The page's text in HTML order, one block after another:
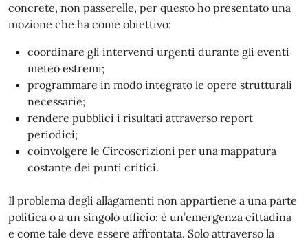
concrete, non passerelle, per questo ho presentato una
mozione che ha come obiettivo:
coordinare gli interventi urgenti durante gli eventi
meteo estremi;
programmare in modo integrato le opere strutturali
necessarie;
rendere pubblici i risultati attraverso report
periodici;
coinvolgere le Circoscrizioni per una mappatura
costante dei punti critici.
Il problema degli allagamenti non appartiene a una parte
politica o a un singolo ufficio: è un’emergenza cittadina
e come tale deve essere affrontata. Solo attraverso la